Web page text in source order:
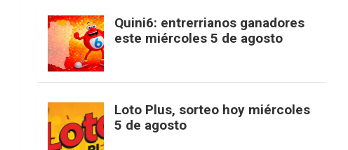
b
o
k
a
t
t
e b
d
Quini6: entrerrianos ganadores
este miércoles 5 de agosto
Loto Plus, sorteo hoy miércoles
5 de agosto